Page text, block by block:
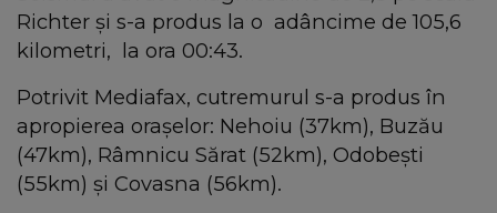
Richter şi s-a produs la o adâncime de 105,6
kilometri, la ora 00:43.
Potrivit Mediafax, cutremurul s-a produs în
apropierea oraşelor: Nehoiu (37km), Buzău
(47km), Râmnicu Sărat (52km), Odobeşti
(55km) şi Covasna (56km).